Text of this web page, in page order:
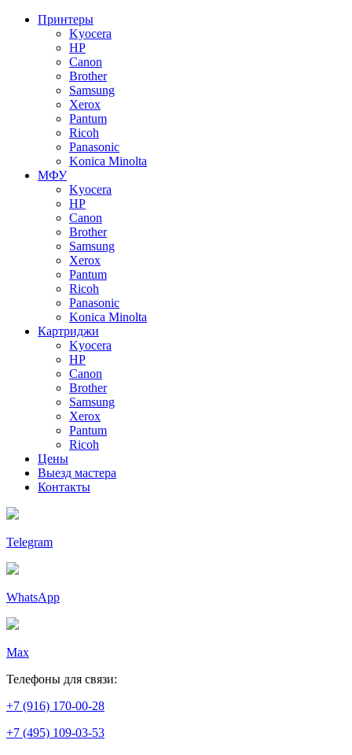
Принтеры
Kyocera
HP
Canon
Brother
Samsung
Xerox
Pantum
Ricoh
Panasonic
Konica Minolta
МФУ
Kyocera
HP
Canon
Brother
Samsung
Xerox
Pantum
Ricoh
Panasonic
Konica Minolta
Картриджи
Kyocera
HP
Canon
Brother
Samsung
Xerox
Pantum
Ricoh
Цены
Выезд мастера
Контакты
Telegram
WhatsApp
Max
Телефоны для связи:
+7 (916) 170-00-28
+7 (495) 109-03-53